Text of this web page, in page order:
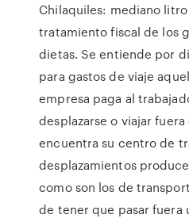
Chilaquiles: mediano
tratamiento fiscal de los
dietas. Se entiende por
para gastos de viaje
empresa paga al
desplazarse o viajar
encuentra su centro de
desplazamientos
como son los de
de tener que pasar fuera